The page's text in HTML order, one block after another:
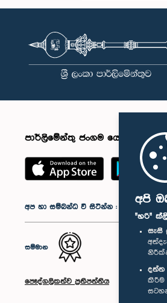
අපි
"හරි"
සැසි
දත්ත
කිරීම
පාර්ලිමේන්තු ජංගම යෙදුම
අප හා සම්බන්ධ වී සිටින්න :
සම්මාන
පෞද්ගලිකත්ව ප්‍රතිපත්තිය